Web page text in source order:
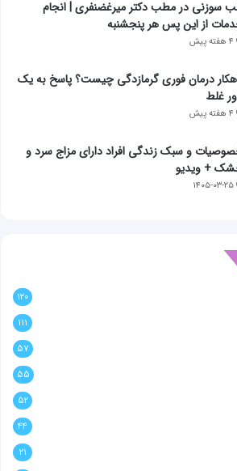
سوزنی در مطب دکتر میرغضنفری | انجام
از این پس هر پنجشنبه
۴ هفته پیش
درمان فوری گرمازدگی چیست؟ پاسخ به یک
غلط
۴ هفته پیش
و سبک زندگی افراد دارای مزاج سرد و
+ ویدیو
۱۴۰۵-۰۳-۲۵
۱۲۰
۱۱۱
۵۷
۵۵
۵۲
۴۴
۲۱